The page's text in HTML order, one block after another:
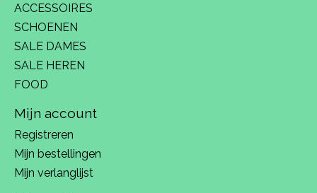
ACCESSOIRES
SCHOENEN
SALE DAMES
SALE HEREN
FOOD
Mijn account
Registreren
Mijn bestellingen
Mijn verlanglijst